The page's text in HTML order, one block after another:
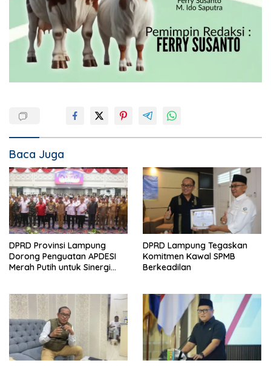
Baca Juga
DPRD Provinsi Lampung
Dorong Penguatan APDESI
Merah Putih untuk Sinergi
DPRD Lampung Tegaskan
Komitmen Kawal SPMB
Berkeadilan